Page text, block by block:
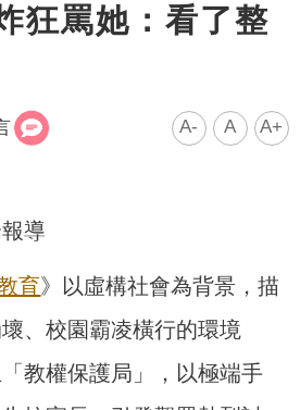
狂罵她：看了整
A- A A+
導
育》以虛構社會為背景，描
、校園霸凌橫行的環境
教權保護局」，以極端手